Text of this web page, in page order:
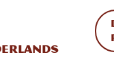
de site